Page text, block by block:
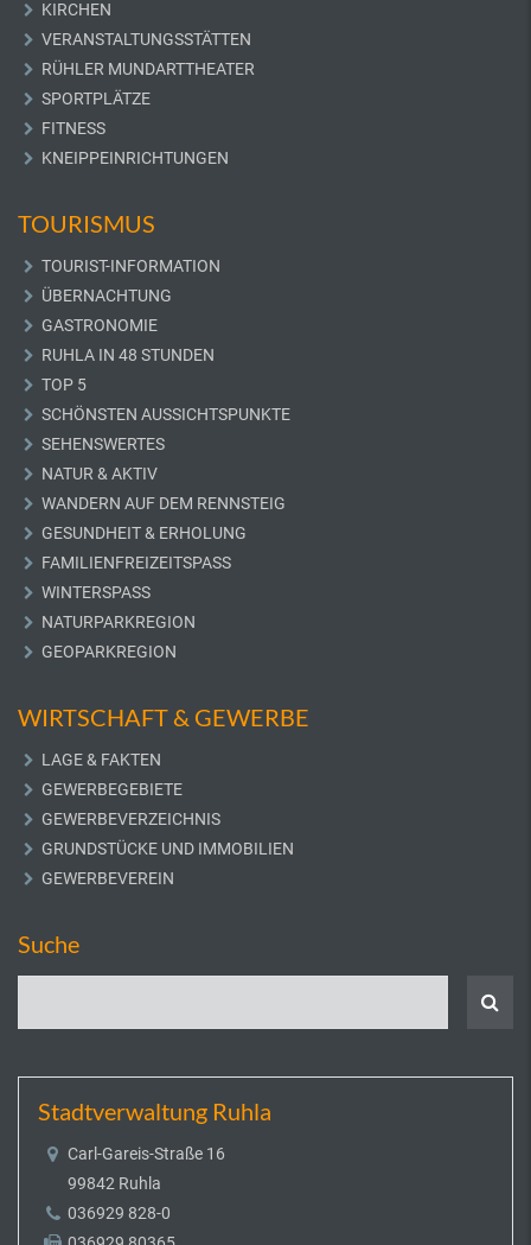
KIRCHEN
VERANSTALTUNGSSTÄTTEN
RÜHLER MUNDARTTHEATER
SPORTPLÄTZE
FITNESS
KNEIPPEINRICHTUNGEN
TOURISMUS
TOURIST-INFORMATION
ÜBERNACHTUNG
GASTRONOMIE
RUHLA IN 48 STUNDEN
TOP 5
SCHÖNSTEN AUSSICHTSPUNKTE
SEHENSWERTES
NATUR & AKTIV
WANDERN AUF DEM RENNSTEIG
GESUNDHEIT & ERHOLUNG
FAMILIENFREIZEITSPASS
WINTERSPASS
NATURPARKREGION
GEOPARKREGION
WIRTSCHAFT & GEWERBE
LAGE & FAKTEN
GEWERBEGEBIETE
GEWERBEVERZEICHNIS
GRUNDSTÜCKE UND IMMOBILIEN
GEWERBEVEREIN
Suche
Stadtverwaltung Ruhla
Carl-Gareis-Straße 16
99842 Ruhla
036929 828-0